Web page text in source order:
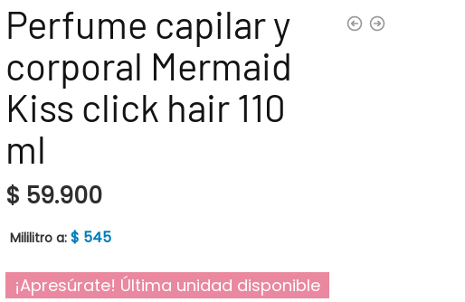
Perfume capilar y
corporal Mermaid
Kiss click hair 110
ml
$ 59.900
Mililitro a: $ 545
¡Apresúrate! Última unidad disponible